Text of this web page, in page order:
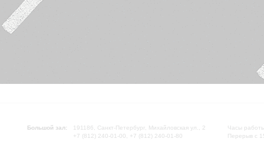
Большой зал:
191186, Санкт-Петербург, Михайловская ул., 2
+7 (812) 240-01-00, +7 (812) 240-01-80
Часы
Перерыв с